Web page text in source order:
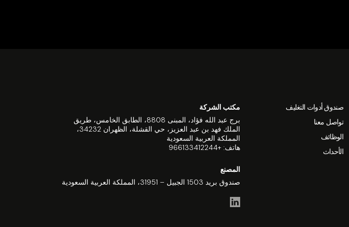
صندوق أدوات التغليف
تواصل معنا
الوظائف
الأحداث
مكتب الشركة
برج عبد الله فؤاد، المبنى 8808، الطابق الخامس، طريق
الملك فهد بن عبد العزيز، حي القشلة، الظهران 34232،
المملكة العربية السعودية
هاتف: +966133412244
المصنع
صندوق بريد 1503 الجبيل – 31951، المملكة العربية السعودية